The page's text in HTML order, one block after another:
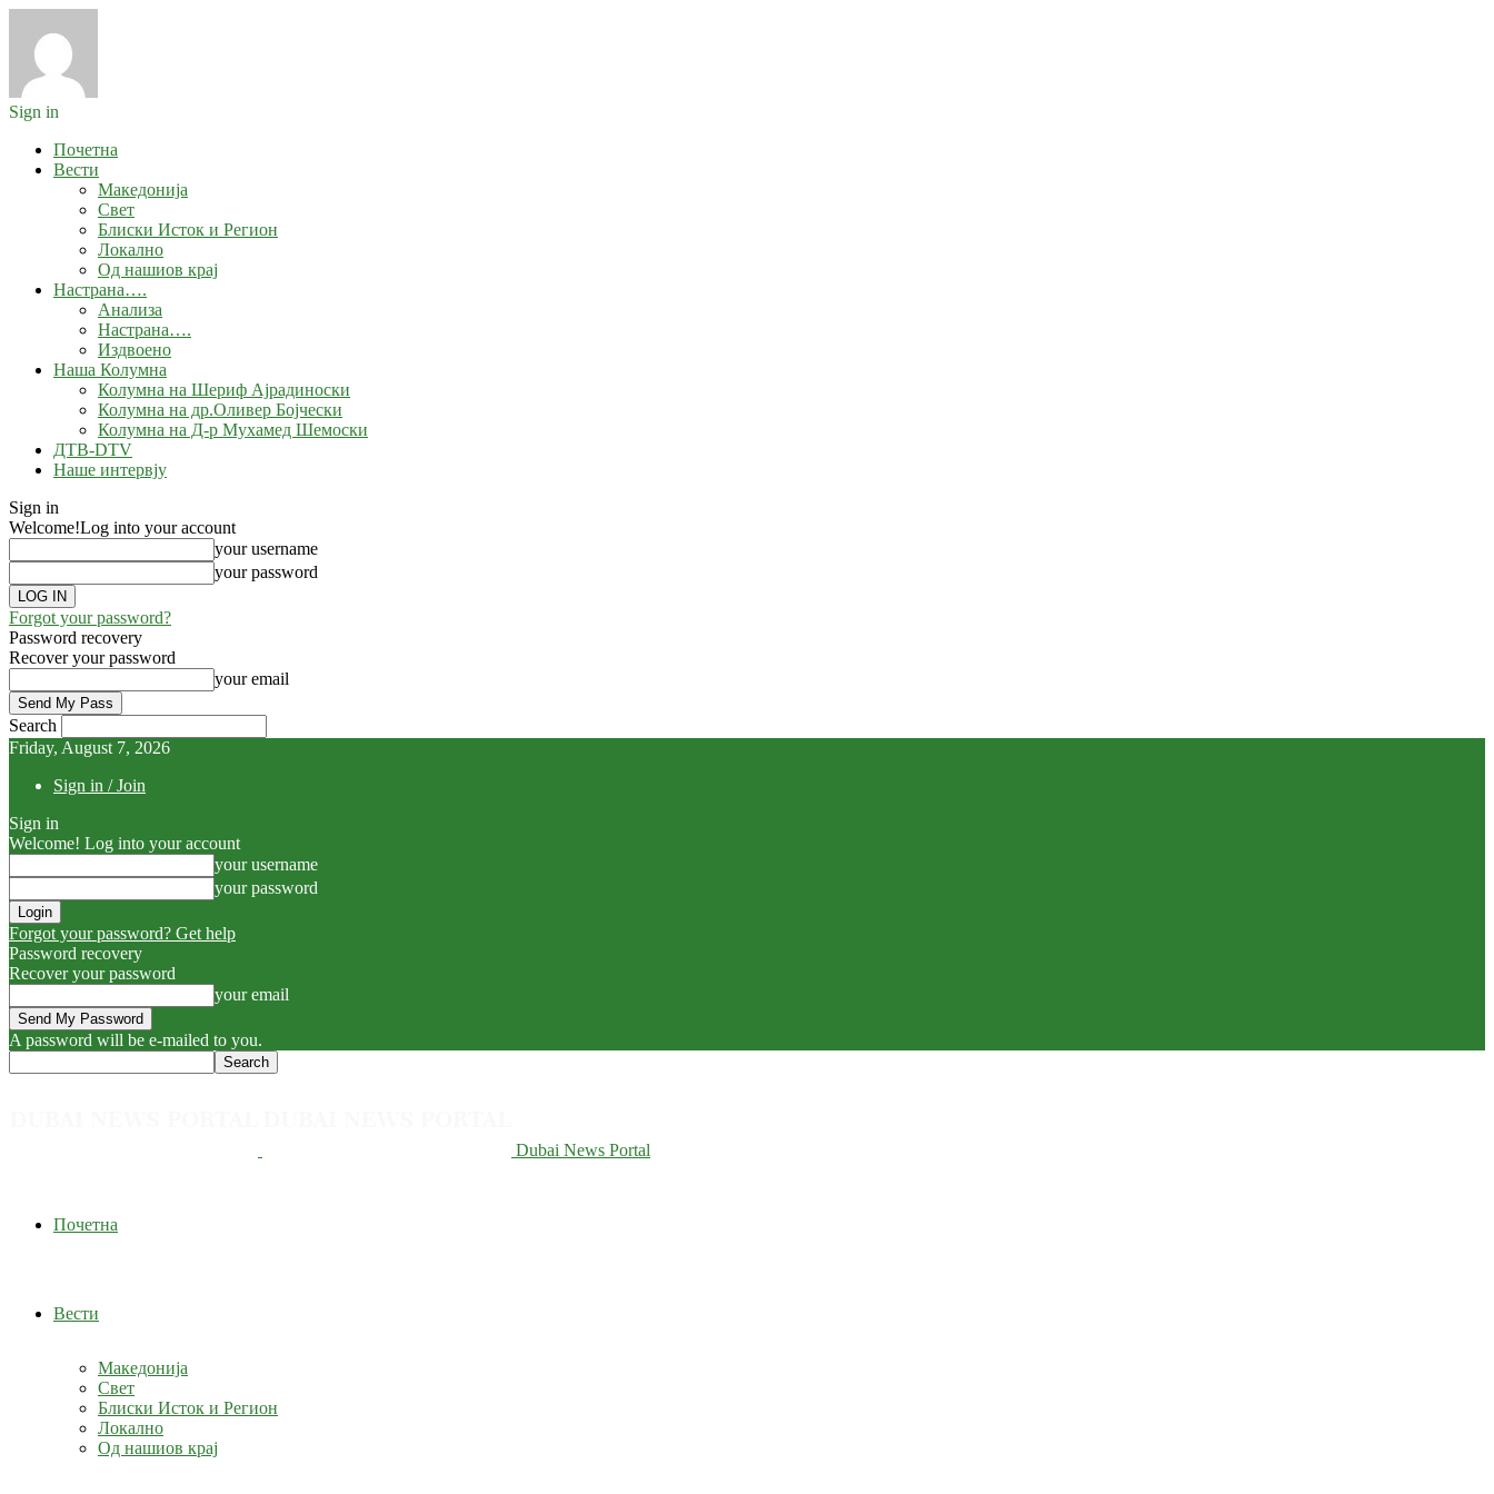
Sign in
Почетна
Вести
Македонија
Свет
Блиски Исток и Регион
Локално
Од нашиов крај
Настрана….
Анализа
Настрана….
Издвоено
Наша Колумна
Колумна на Шериф Ајрадиноски
Колумна на др.Оливер Бојчески
Колумна на Д-р Мухамед Шемоски
ДТВ-DTV
Наше интервју
Sign in
Welcome!Log into your account
your username
your password
Forgot your password?
Password recovery
Recover your password
your email
Search
Friday, August 7, 2026
Sign in / Join
Sign in
Welcome! Log into your account
your username
your password
Forgot your password? Get help
Password recovery
Recover your password
your email
A password will be e-mailed to you.
Dubai News Portal
Почетна
Вести
Македонија
Свет
Блиски Исток и Регион
Локално
Од нашиов крај